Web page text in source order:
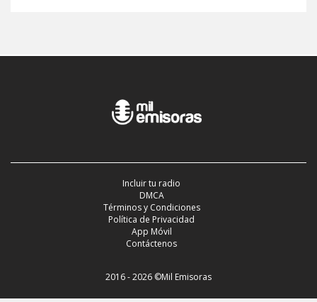
Incluir tu radio
DMCA
Términos y Condiciones
Política de Privacidad
App Móvil
Contáctenos
2016 - 2026 ©Mil Emisoras